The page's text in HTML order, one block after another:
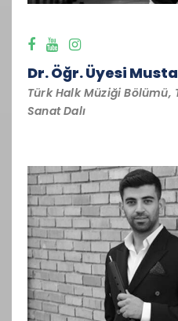
Dr. Öğr. Üyesi
Türk Halk Müziği Bölümü,
Sanat Dalı